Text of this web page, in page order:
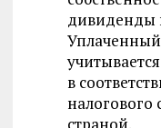
дивиденды
в
налогового